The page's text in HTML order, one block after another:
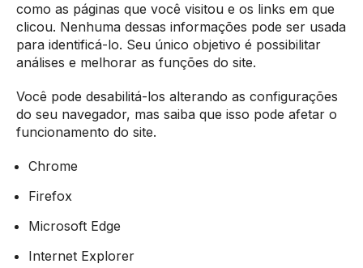
como as páginas que você visitou e os links em que
clicou. Nenhuma dessas informações pode ser usada
para identificá-lo. Seu único objetivo é possibilitar
análises e melhorar as funções do site.
Você pode desabilitá-los alterando as configurações
do seu navegador, mas saiba que isso pode afetar o
funcionamento do site.
Chrome
Firefox
Microsoft Edge
Internet Explorer